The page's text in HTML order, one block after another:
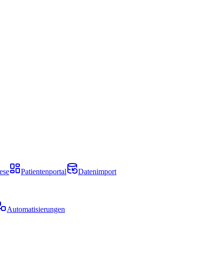
Patientenportal
Datenimport
Automatisierungen